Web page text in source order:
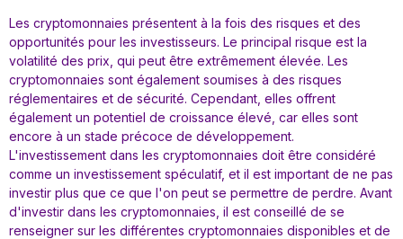
Les cryptomonnaies présentent à la fois des risques et des
opportunités pour les investisseurs. Le principal risque est la
volatilité des prix, qui peut être extrêmement élevée. Les
cryptomonnaies sont également soumises à des risques
réglementaires et de sécurité. Cependant, elles offrent
également un potentiel de croissance élevé, car elles sont
encore à un stade précoce de développement.
L'investissement dans les cryptomonnaies doit être considéré
comme un investissement spéculatif, et il est important de ne pas
investir plus que ce que l'on peut se permettre de perdre. Avant
d'investir dans les cryptomonnaies, il est conseillé de se
renseigner sur les différentes cryptomonnaies disponibles et de